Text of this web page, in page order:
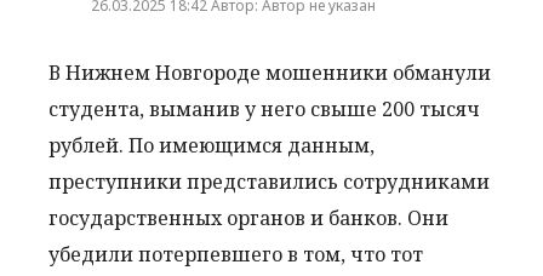
26.03.2025 18:42 Автор: Автор не указан
В Нижнем Новгороде мошенники обманули
студента, выманив у него свыше 200 тысяч
рублей. По имеющимся данным,
преступники представились сотрудниками
государственных органов и банков. Они
убедили потерпевшего в том, что тот